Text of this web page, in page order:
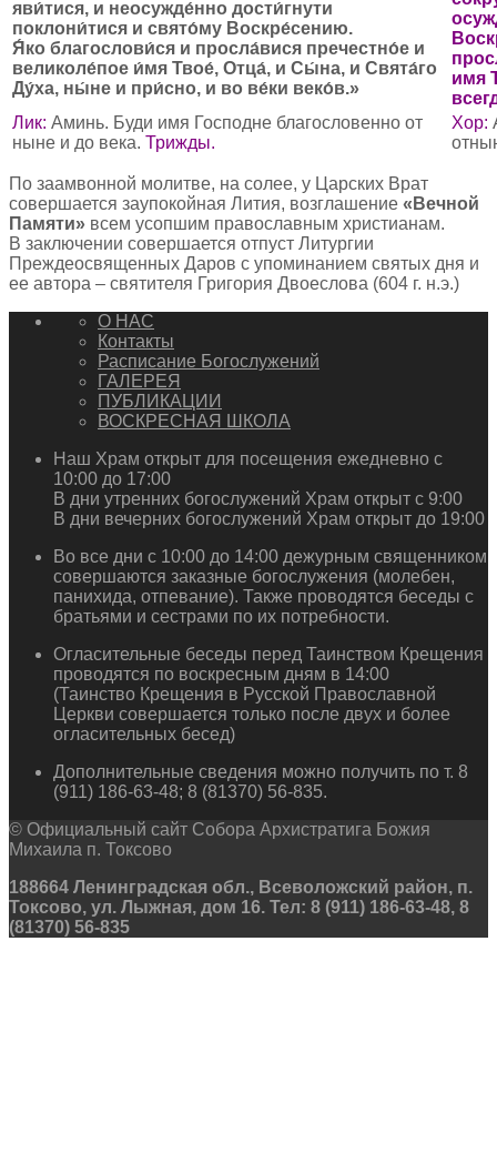
яви́тися, и неосужде́нно дости́гнути
поклони́тися и свято́му Воскре́сению.
Я́ко благослови́ся и просла́вися пречестно́е и
великоле́пое и́мя Твое́, Отца́, и Сы́на, и Свята́го
Ду́ха, ны́не и при́сно, и во ве́ки веко́в.»
имя
Лик: Аминь. Буди имя Господне благословенно от
ныне и до века. Трижды.
Хор:
По заамвонной молитве, на солее, у Царских Врат
совершается заупокойная Лития, возглашение «Вечной
Памяти» всем усопшим православным христианам.
В заключении совершается отпуст Литургии
Преждеосвященных Даров с упоминанием святых дня и
ее автора – святителя Григория Двоеслова (604 г. н.э.)
О НАС
Контакты
Расписание Богослужений
ГАЛЕРЕЯ
ПУБЛИКАЦИИ
ВОСКРЕСНАЯ ШКОЛА
Наш Храм открыт для посещения ежедневно с
10:00 до 17:00
В дни утренних богослужений Храм открыт с 9:00
В дни вечерних богослужений Храм открыт до 19:00
Во все дни с 10:00 до 14:00 дежурным священником
совершаются заказные богослужения (молебен,
панихида, отпевание). Также проводятся беседы с
братьями и сестрами по их потребности.
Огласительные беседы перед Таинством Крещения
проводятся по воскресным дням в 14:00
(Таинство Крещения в Русской Православной
Церкви совершается только после двух и более
огласительных бесед)
Дополнительные сведения можно получить по т. 8
(911) 186-63-48; 8 (81370) 56-835.
© Официальный сайт Собора Архистратига Божия
Михаила п. Токсово
188664 Ленинградская обл., Всеволожский район, п.
Токсово, ул. Лыжная, дом 16. Тел: 8 (911) 186-63-48, 8
(81370) 56-835